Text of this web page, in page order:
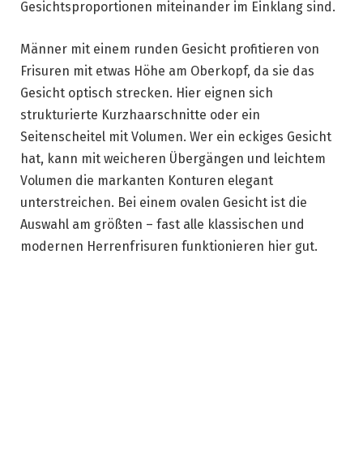
Gesichtsproportionen miteinander im Einklang sind.
Männer mit einem runden Gesicht profitieren von
Frisuren mit etwas Höhe am Oberkopf, da sie das
Gesicht optisch strecken. Hier eignen sich
strukturierte Kurzhaarschnitte oder ein
Seitenscheitel mit Volumen. Wer ein eckiges Gesicht
hat, kann mit weicheren Übergängen und leichtem
Volumen die markanten Konturen elegant
unterstreichen. Bei einem ovalen Gesicht ist die
Auswahl am größten – fast alle klassischen und
modernen Herrenfrisuren funktionieren hier gut.